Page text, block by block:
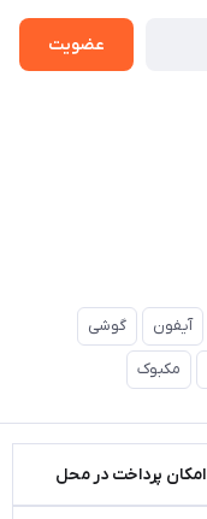
عضویت
آیفون گوشی
مکبوک
امکان پرداخت در محل